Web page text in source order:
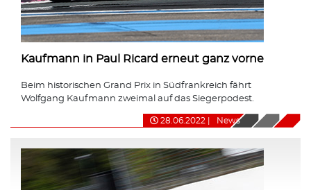
Kaufmann in Paul Ricard erneut ganz vorne
Beim historischen Grand Prix in Südfrankreich fährt
Wolfgang Kaufmann zweimal auf das Siegerpodest.
28.06.2022 News